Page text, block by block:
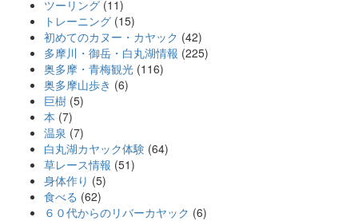
ツーリング (11)
トレーニング (15)
初めてのカヌー・カヤック (42)
多摩川・御岳・白丸湖情報 (225)
奥多摩・青梅観光 (116)
奥多摩山歩き (6)
巨樹 (5)
本 (7)
温泉 (7)
白丸湖カヤック体験 (64)
草レース情報 (51)
身体作り (5)
食べる (62)
６０代からのリバーカヤック (6)